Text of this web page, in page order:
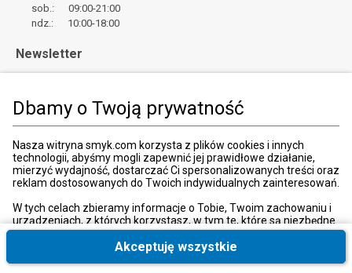
Dbamy o Twoją prywatność
Nasza witryna smyk.com korzysta z plików cookies i innych
technologii, abyśmy mogli zapewnić jej prawidłowe działanie,
mierzyć wydajność, dostarczać Ci spersonalizowanych treści oraz
reklam dostosowanych do Twoich indywidualnych zainteresowań.
W tych celach zbieramy informacje o Tobie, Twoim zachowaniu i
urządzeniach, z których korzystasz, w tym te, które są niezbędne
do prawidłowego funkcjonowania strony internetowej smyk.com.
Te niezbędne pliki cookies możesz wyłączyć zmieniając
Akceptuję wszystkie
sob.: 09:00-21:00
ndz.: 10:00-18:00
Newsletter
*Wyrażam zgodę na otrzymywanie od SMYK sp. z o.o. informacji o
produktach i usługach oraz promocjach i zniżkach oferowanych
przez SMYK sp. z o.o., za pośrednictwem środków komunikacji
elektronicznej (e-mail).
więcej